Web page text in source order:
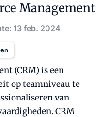
Management
13 feb. 2024
(CRM) is een
op teamniveau te
van
CRM